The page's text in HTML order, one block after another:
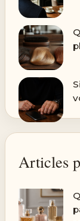
Articles